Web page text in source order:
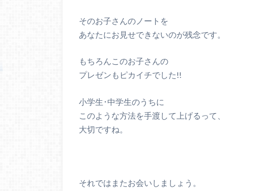
そのお子さんのノートを
あなたにお見せできないのが残念です。
もちろんこのお子さんの
プレゼンもピカイチでした!!
小学生･中学生のうちに
このような方法を手渡して上げるって、
大切ですね。
それではまたお会いしましょう。